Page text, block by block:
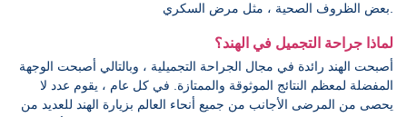
بعض الظروف الصحية ، مثل مرض السكري.
لماذا جراحة التجميل في الهند؟
أصبحت الهند رائدة في مجال الجراحة التجميلية ، وبالتالي أصبحت الوجهة
المفضلة لمعظم النتائج الموثوقة والممتازة. في كل عام ، يقوم عدد لا
يحصى من المرضى الأجانب من جميع أنحاء العالم بزيارة الهند للعديد من